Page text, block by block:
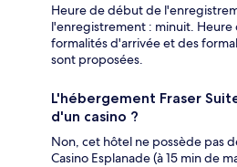
Heure de début de
l'enregistrement : minuit. Heure
formalités d'arrivée et des
sont proposées.
L'hébergement Fraser
d'un casino ?
Non, cet hôtel ne possède pas
Casino Esplanade (à 15 min de